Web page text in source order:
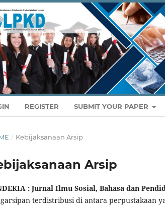
REGISTER SUBMIT YOUR PAPER
/ Kebijaksanaan Arsip
Arsip
: Jurnal Ilmu Sosial, Bahasa dan
terdistribusi di antara perpustakaan